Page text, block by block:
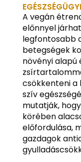
A vegán
előnnyel
legfontosabb
betegségek
növényi
csökkenteni a
szív
mutatják,
körében
előfordulása,
gazdagok